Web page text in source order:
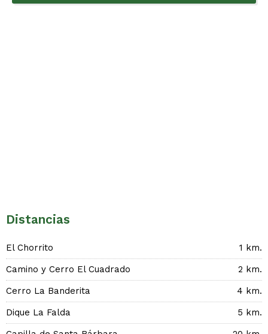
Distancias
El Chorrito
1 km.
Camino y Cerro El Cuadrado
2 km.
Cerro La Banderita
4 km.
Dique La Falda
5 km.